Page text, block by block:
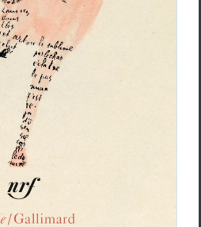
aux éditions
Guil­laume Apollinaire